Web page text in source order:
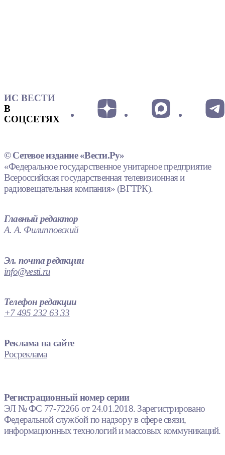
ИС ВЕСТИ
В
СОЦСЕТЯХ
© Сетевое издание «Вести.Ру»
«Федеральное государственное унитарное предприятие
Всероссийская государственная телевизионная и
радиовещательная компания» (ВГТРК).
Главный редактор
А. А. Филипповский
Эл. почта редакции
info@vesti.ru
Телефон редакции
+7 495 232 63 33
Реклама на сайте
Росреклама
Регистрационный номер серии
ЭЛ № ФС 77-72266 от 24.01.2018. Зарегистрировано
Федеральной службой по надзору в сфере связи,
информационных технологий и массовых коммуникаций.